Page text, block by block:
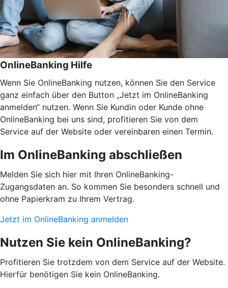
OnlineBanking Hilfe
Wenn Sie OnlineBanking nutzen, können Sie den Service
ganz einfach über den Button „Jetzt im OnlineBanking
anmelden“ nutzen. Wenn Sie Kundin oder Kunde ohne
OnlineBanking bei uns sind, profitieren Sie von dem
Service auf der Website oder vereinbaren einen Termin.
Im OnlineBanking abschließen
Melden Sie sich hier mit Ihren OnlineBanking-
Zugangsdaten an. So kommen Sie besonders schnell und
ohne Papierkram zu Ihrem Vertrag.
Jetzt im OnlineBanking anmelden
Nutzen Sie kein OnlineBanking?
Profitieren Sie trotzdem von dem Service auf der Website.
Hierfür benötigen Sie kein OnlineBanking.